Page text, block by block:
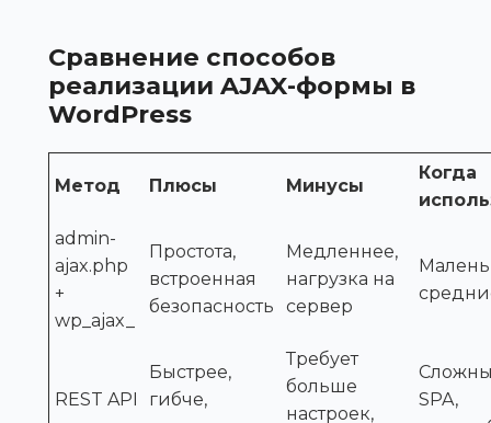
Сравнение способов
реализации AJAX-формы в
WordPress
Метод Плюсы Минусы
Когда
admin-
ajax.php
+
wp_ajax_
Простота,
встроенная
безопасность
Медленнее,
нагрузка на
сервер
REST API
Быстрее,
гибче,
Требует
больше
настроек,
SPA,